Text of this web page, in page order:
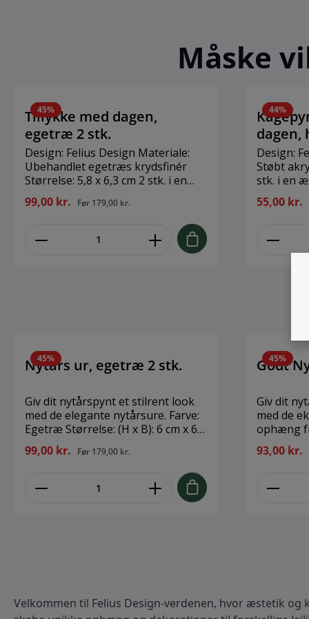
Måske
45%
Tillykke med dagen,
egetræ 2 stk.
Design: Felius Design Materiale:
Ubehandlet egetræs krydsfinér
Størrelse: 5,8 x 6,3 cm 2 stk. i en
æske Pynt dine lysestager og
grene i vaser med de flotte
design. Alle fortjener at blive fejret
med manér og det hjælper Felius
99,00 kr. Før 179,00 kr.
44%
dagen,
Design:
Støbt
stk. i en æske. Stilrent
flot og
kagen til
samme
55,00 kr.
45%
Nytårs ur, egetræ 2 stk.
Giv dit nytårspynt et stilrent look
med de elegante nytårsure. Farve:
Egetræ Størrelse: (H x B): 6 cm x 6
cm Materiale: ubehandlet egetræs
krydsfinér Tidsløst nytårsophæng i
silkesnor – også ideel til bordpynt.
Kommer tilmed i en eksklusiv
æske, der kan genanvendes år
99,00 kr. Før 179,00 kr.
45%
Godt
Giv dit
med de
ophæng
Størrelse:
93,00 kr.
Velkommen til Felius Design-verdenen, hvor æstetik og